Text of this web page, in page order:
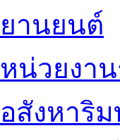
ยานยนต์
หน่วยงา
อสังหาริ